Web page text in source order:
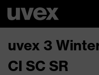
uvex 3
CI SC SR